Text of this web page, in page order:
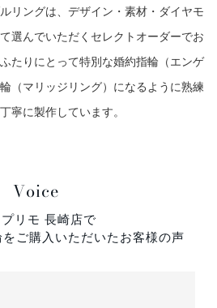
リングは、デザイン・素材・ダイヤモ
選んでいただくセレクトオーダーでお
たりにとって特別な婚約指輪（エンゲ
（マリッジリング）になるように熟練
寧に製作しています。
Voice
リモ 長崎店で
ご購入いただいたお客様の声